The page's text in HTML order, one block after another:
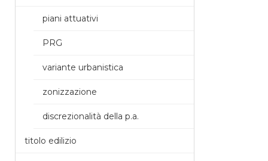
piani attuativi
PRG
variante urbanistica
zonizzazione
discrezionalità della p.a.
titolo edilizio